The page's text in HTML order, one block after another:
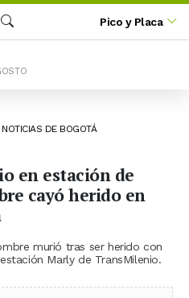
Buscar
Pico y Placa
NOTICIAS DE BOGOTÁ
en estación de
cayó herido en
murió tras ser herido con
Marly de TransMilenio.